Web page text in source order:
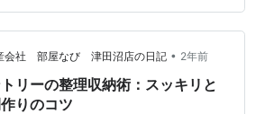
に入る場所であり、第一印象を決め
す。また、家族が毎日出入りする場
さも重視した整理収納が必要です。
納を工夫する 玄…
会社 部屋なび 津田沼店の日記 • 2年前
リーの整理収納術：スッキリと
りのコツ